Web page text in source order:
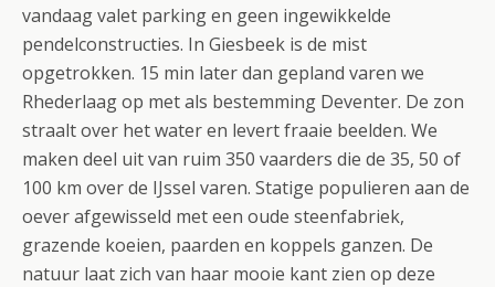
vandaag valet parking en geen ingewikkelde
pendelconstructies. In Giesbeek is de mist
opgetrokken. 15 min later dan gepland varen we
Rhederlaag op met als bestemming Deventer. De zon
straalt over het water en levert fraaie beelden. We
maken deel uit van ruim 350 vaarders die de 35, 50 of
100 km over de IJssel varen. Statige populieren aan de
oever afgewisseld met een oude steenfabriek,
grazende koeien, paarden en koppels ganzen. De
natuur laat zich van haar mooie kant zien op deze